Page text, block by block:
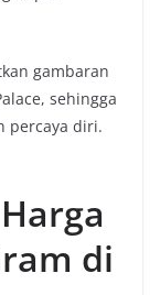
gambaran
sehingga
percaya diri.
di